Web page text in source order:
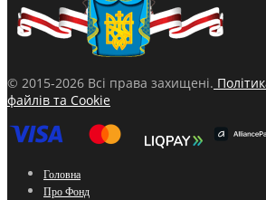
© 2015-2026 Всі права захищені.
файлів та Cookie
Головна
Про Фонд